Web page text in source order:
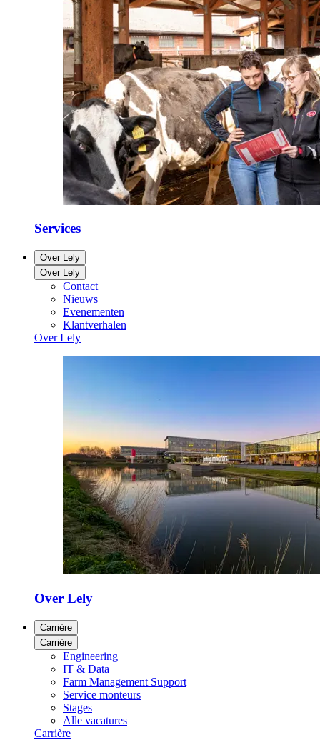
Services
Over Lely
Over Lely
Contact
Nieuws
Evenementen
Klantverhalen
Over Lely
Over Lely
Carrière
Carrière
Engineering
IT & Data
Farm Management Support
Service monteurs
Stages
Alle vacatures
Carrière